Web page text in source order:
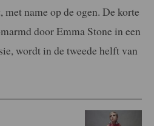
name op de ogen. De korte
door Emma Stone in een
wordt in de tweede helft van